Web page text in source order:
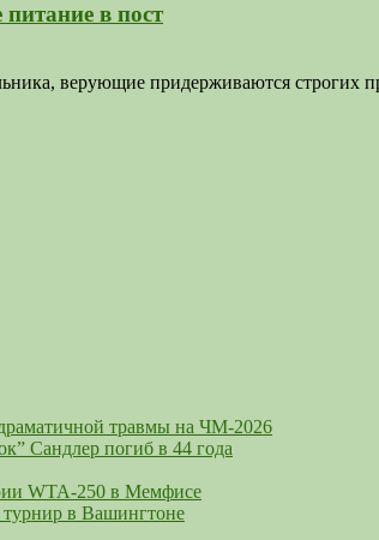
в пост
верующие придерживаются строгих
драматичной травмы на ЧМ-2026
Сандлер погиб в 44 года
WTA-250 в Мемфисе
в Вашингтоне